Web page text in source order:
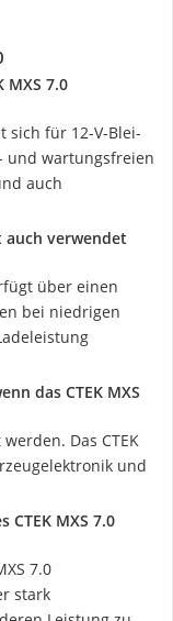
MXS 7.0
sich für 12-V-Blei-
und wartungsfreien
auch
auch verwendet
über einen
bei niedrigen
das CTEK MXS
Das CTEK
und
MXS 7.0
7.0
stark